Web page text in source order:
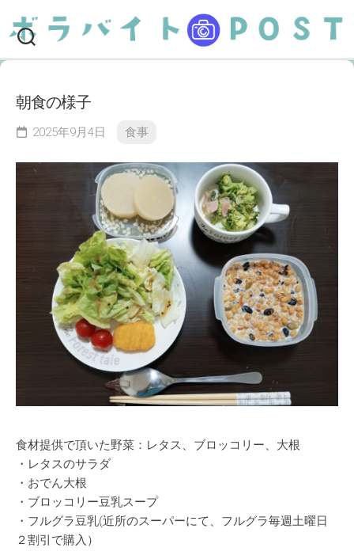
content
朝食の様子
2025年9月4日 食事
食材提供で頂いた野菜：レタス、ブロッコリー、大根
・レタスのサラダ
・おでん大根
・ブロッコリー豆乳スープ
・フルグラ豆乳(近所のスーパーにて、フルグラ毎週土曜日
２割引で購入）